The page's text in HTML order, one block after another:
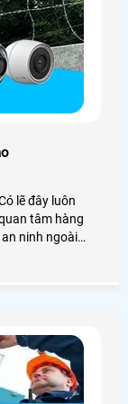
lẽ đây luôn
tâm hàng
ninh ngoài